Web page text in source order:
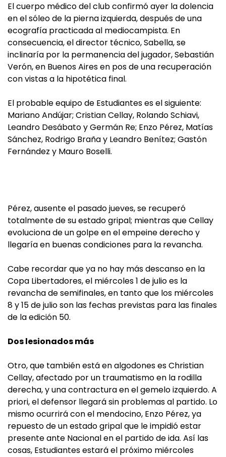
El cuerpo médico del club confirmó ayer la dolencia
en el sóleo de la pierna izquierda, después de una
ecografía practicada al mediocampista. En
consecuencia, el director técnico, Sabella, se
inclinaría por la permanencia del jugador, Sebastián
Verón, en Buenos Aires en pos de una recuperación
con vistas a la hipotética final.
El probable equipo de Estudiantes es el siguiente:
Mariano Andújar; Cristian Cellay, Rolando Schiavi,
Leandro Desábato y Germán Re; Enzo Pérez, Matías
Sánchez, Rodrigo Braña y Leandro Benítez; Gastón
Fernández y Mauro Boselli.
Pérez, ausente el pasado jueves, se recuperó
totalmente de su estado gripal; mientras que Cellay
evoluciona de un golpe en el empeine derecho y
llegaría en buenas condiciones para la revancha.
Cabe recordar que ya no hay más descanso en la
Copa Libertadores, el miércoles 1 de julio es la
revancha de semifinales, en tanto que los miércoles
8 y 15 de julio son las fechas previstas para las finales
de la edición 50.
Dos lesionados más
Otro, que también está en algodones es Christian
Cellay, afectado por un traumatismo en la rodilla
derecha, y una contractura en el gemelo izquierdo. A
priori, el defensor llegará sin problemas al partido. Lo
mismo ocurrirá con el mendocino, Enzo Pérez, ya
repuesto de un estado gripal que le impidió estar
presente ante Nacional en el partido de ida. Así las
cosas, Estudiantes estará el próximo miércoles